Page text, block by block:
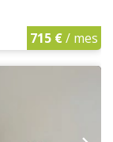
715 €/ mes